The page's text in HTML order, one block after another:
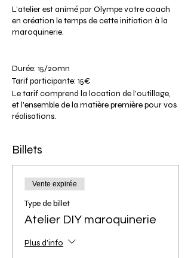
L’atelier est animé par Olympe votre coach
en création le temps de cette initiation à la
maroquinerie.
Durée: 15/20mn
Tarif participante: 15€
Le tarif comprend la location de l'outillage,
et l'ensemble de la matière première pour vos
réalisations.
Les articles en cuir sont réalisés sans couture,
aucune expérience n'est requise.
Age minimum : 10 ans.
Billets
Vente expirée
Type de billet
Atelier DIY maroquinerie
Plus d'info